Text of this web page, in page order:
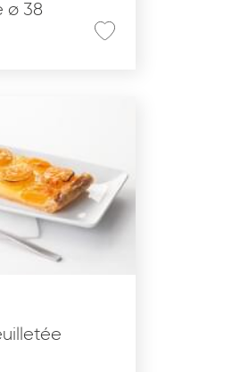
APPLIQUER
ø 38